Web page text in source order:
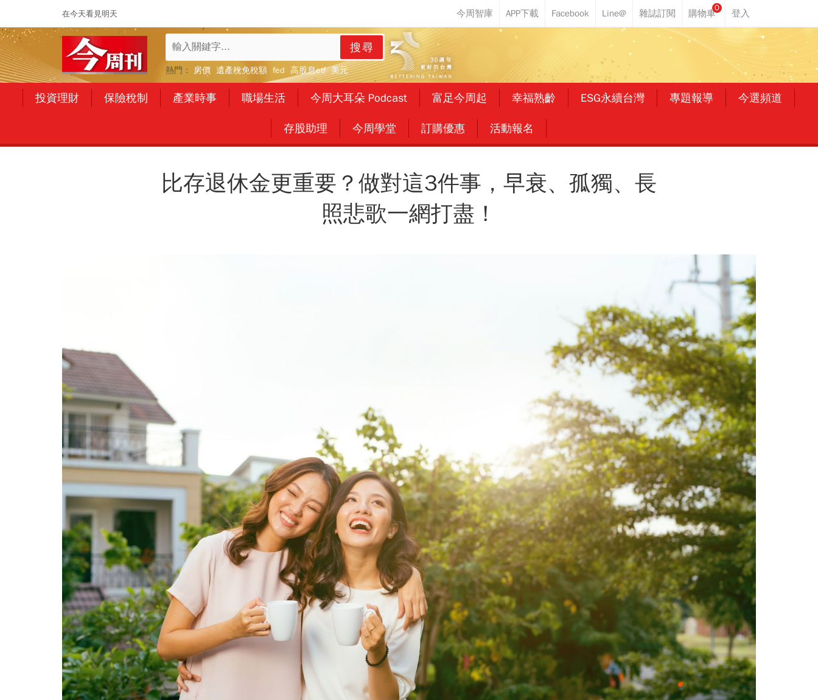
在今天看見明天
0
搜尋
熱門： 房價 遺產稅免稅額 fed 高股息etf 美元
投資理財 保險稅制 產業時事 職場生活 今周大耳朵 Podcast 富足今周起 幸福熟齡 ESG永續台灣 專題報導 今選頻道
存股助理 今周學堂 訂購優惠 活動報名
比存退休金更重要？做對這3件事，早衰、孤獨、長
照悲歌一網打盡！